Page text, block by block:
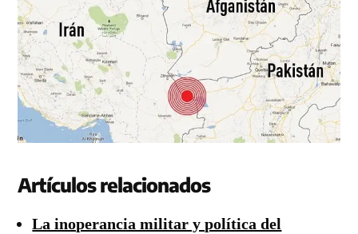
Artículos relacionados
La inoperancia militar y política del